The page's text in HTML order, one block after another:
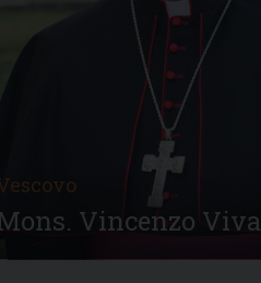
Vincenzo Viva